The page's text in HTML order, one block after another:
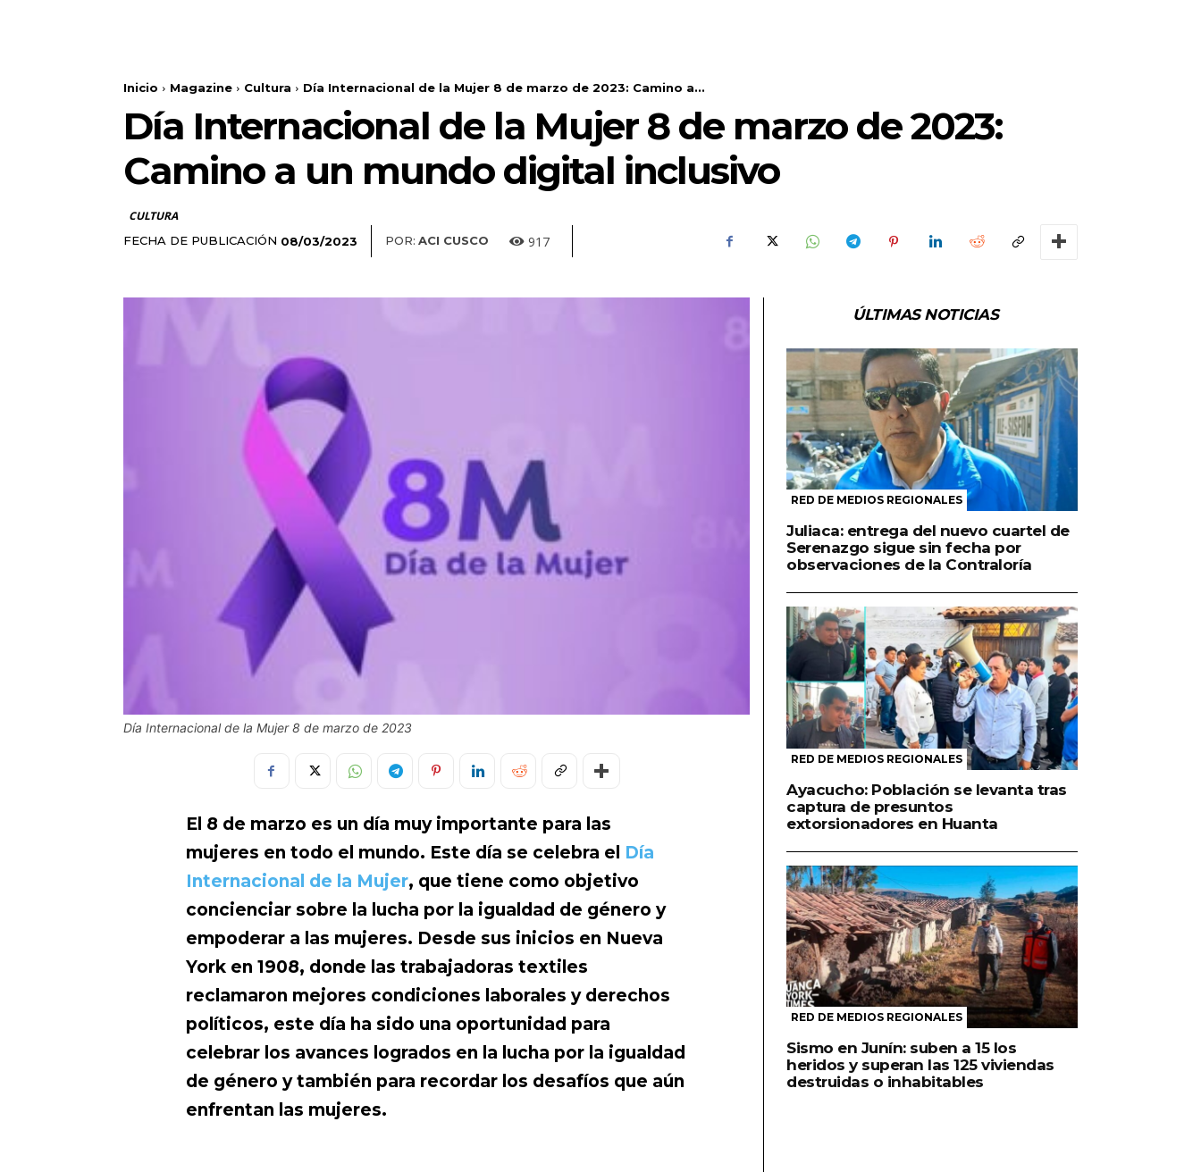
Inicio Magazine Cultura Día Internacional de la Mujer 8 de marzo de 2023: Camino a...
Día Internacional de la Mujer 8 de marzo de 2023:
Camino a un mundo digital inclusivo
CULTURA
FECHA DE PUBLICACIÓN 08/03/2023 POR: ACI CUSCO 917
Día Internacional de la Mujer 8 de marzo de 2023
El 8 de marzo es un día muy importante para las
mujeres en todo el mundo. Este día se celebra el Día
Internacional de la Mujer, que tiene como objetivo
concienciar sobre la lucha por la igualdad de género y
empoderar a las mujeres. Desde sus inicios en Nueva
York en 1908, donde las trabajadoras textiles
reclamaron mejores condiciones laborales y derechos
políticos, este día ha sido una oportunidad para
celebrar los avances logrados en la lucha por la igualdad
de género y también para recordar los desafíos que aún
enfrentan las mujeres.
ÚLTIMAS NOTICIAS
RED DE MEDIOS REGIONALES
Juliaca: entrega del nuevo cuartel de
Serenazgo sigue sin fecha por
observaciones de la Contraloría
RED DE MEDIOS REGIONALES
Ayacucho: Población se levanta tras
captura de presuntos
extorsionadores en Huanta
RED DE MEDIOS REGIONALES
Sismo en Junín: suben a 15 los
heridos y superan las 125 viviendas
destruidas o inhabitables